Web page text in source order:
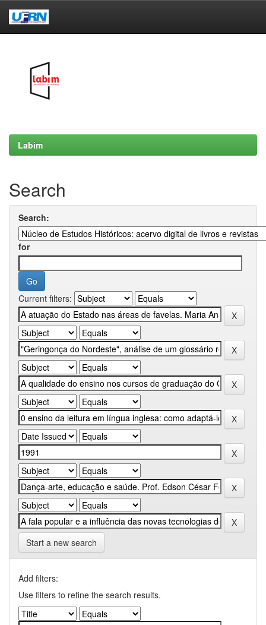
Labim
Search
Search:
for
Current filters:
Start a new search
Add filters:
Use filters to refine the search results.